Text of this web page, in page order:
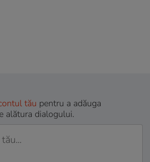
tău pentru a adăuga
alătura dialogului.